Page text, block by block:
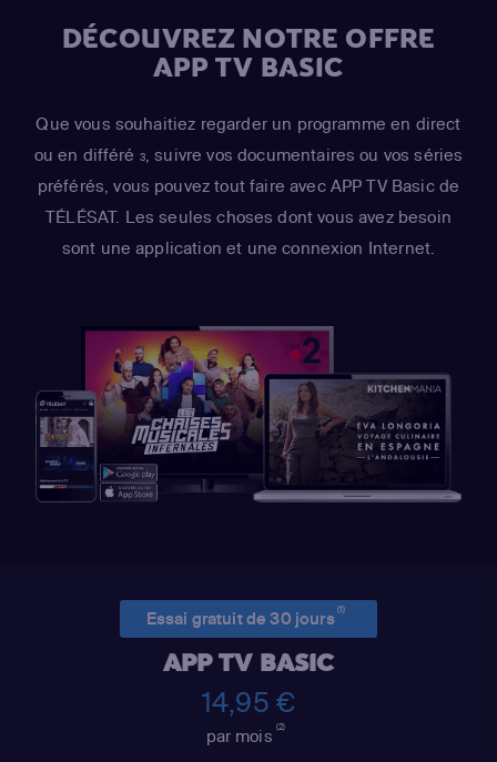
DÉCOUVREZ NOTRE OFFRE
APP TV BASIC
Que vous souhaitiez regarder un programme en direct
ou en différé 3, suivre vos documentaires ou vos séries
préférés, vous pouvez tout faire avec APP TV Basic de
TÉLÉSAT. Les seules choses dont vous avez besoin
sont une application et une connexion Internet.
Essai gratuit de 30 jours(1)
APP TV BASIC
14,95 €
par mois(2)